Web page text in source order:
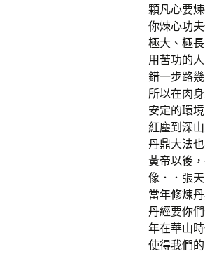
顆凡心要
你煉心功
極大、極
用苦功的
錯一步路
所以在肉
安定的環
紅塵到深
丹鼎大法
黃帝以後
像．．張天
當年修煉
丹經要你
年在華山
使得我們